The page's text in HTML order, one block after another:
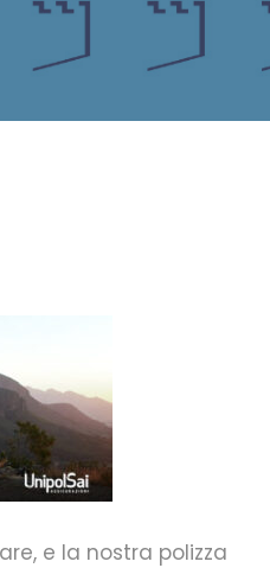
e la nostra polizza